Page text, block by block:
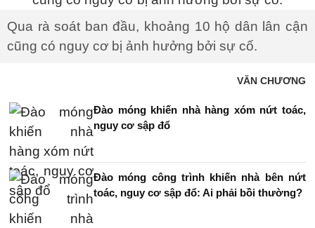
Qua rà soát ban đầu, khoảng 10 hộ dân lân cận
cũng có nguy cơ bị ảnh hưởng bởi sự cố.
VĂN CHƯƠNG
Đào móng khiến nhà hàng xóm nứt toác,
nguy cơ sập đổ
Đào móng công trình khiến nhà bên nứt
toác, nguy cơ sập đổ: Ai phải bồi thường?